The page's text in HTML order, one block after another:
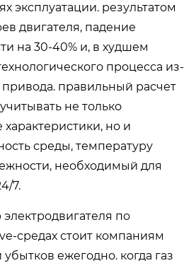
эксплуатации. результатом
двигателя, падение
на 30-40% и, в худшем
процесса из-
привода. правильный расчет
не только
но и
среды, температуру
необходимый для
7.
по
средах стоит компаниям
ежегодно. когда газ